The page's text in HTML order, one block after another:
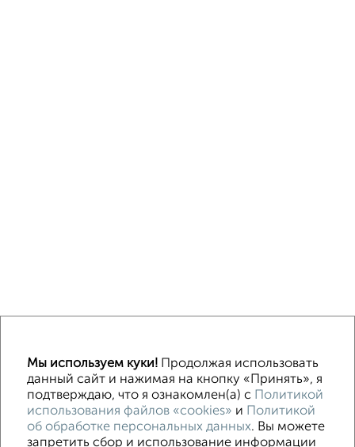
ИЖС СНТ В черте города
Контакты
Политика конфиденциальности
Пользовательское соглашение
Владимир, проспект Ленина 5
Мы используем куки! Продолжая использовать
данный сайт и нажимая на кнопку «Принять», я
подтверждаю, что я ознакомлен(а) с Политикой
использования файлов «cookies» и Политикой
об обработке персональных данных. Вы можете
запретить сбор и использование информации